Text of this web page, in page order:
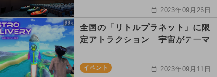
2023年09月26日
全国の「リトルプラネット」に限
定アトラクション 宇宙がテーマ
イベント 2023年09月11日